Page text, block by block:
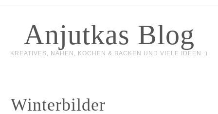
Anjutkas Blog
KREATIVES, NÄHEN, KOCHEN & BACKEN UND VIELE IDEEN :)
Winterbilder